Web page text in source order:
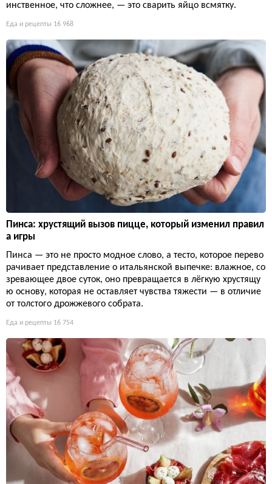
инственное, что сложнее, — это сварить яйцо всмятку.
Еда и рецепты 16 968
Пинса: хрустящий вызов пицце, который изменил правил
а игры
Пинса — это не просто модное слово, а тесто, которое перево
рачивает представление о итальянской выпечке: влажное, со
зревающее двое суток, оно превращается в лёгкую хрустящу
ю основу, которая не оставляет чувства тяжести — в отличие
от толстого дрожжевого собрата.
Еда и рецепты 16 754